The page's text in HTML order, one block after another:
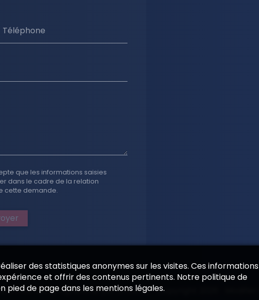
Téléphone
que les informations saisies
dans le cadre de la relation
cette demande.
Internet programmé parEPIXELIC—Copyright 2026
des statistiques anonymes sur les visites. Ces informations
et offrir des contenus pertinents. Notre politique de
pied de page dans les mentions légales.